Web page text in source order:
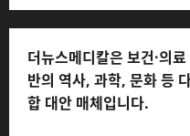
더뉴스메디칼은 보건·의
반의 역사, 과학, 문화 등
합 대안 매체입니다.